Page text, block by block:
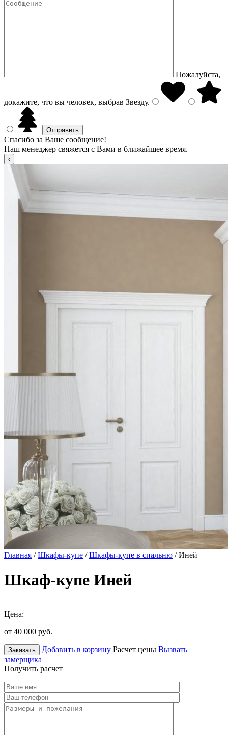
Пожалуйста,
докажите, что вы человек, выбрав Звезду.
Спасибо за Ваше сообщение!
Наш менеджер свяжется с Вами в ближайшее время.
Главная /Шкафы-купе /Шкафы-купе в спальню / Иней
Шкаф-купе Иней
Цена:
от 40 000 руб.
Заказать Добавить в корзину Расчет цены Вызвать
замерщика
Получить расчет